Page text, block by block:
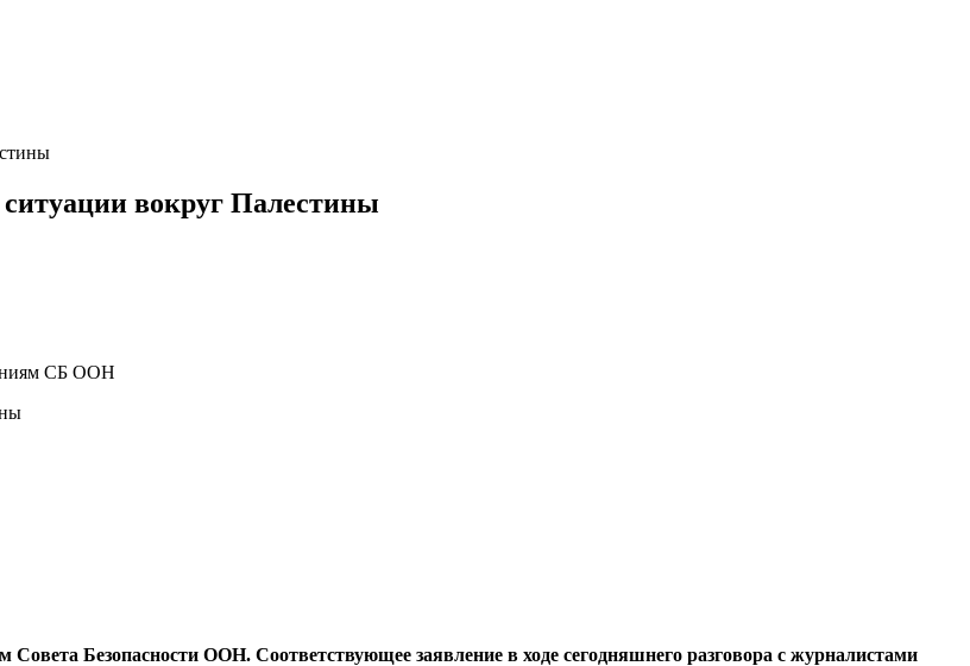
вокруг Палестины
СБ ООН
Безопасности ООН. Соответствующее заявление в ходе сегодняшнего разговора c журналистами